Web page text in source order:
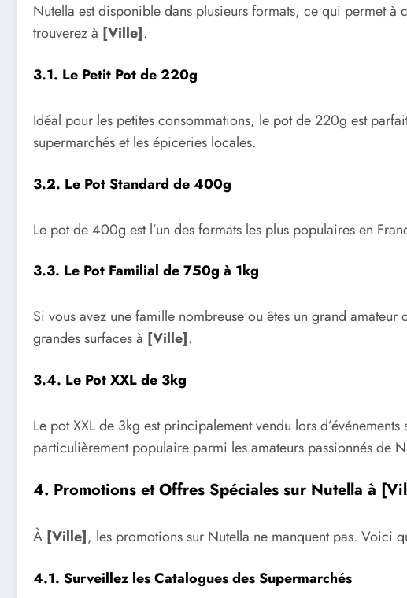
Nutella est disponible dans plusieurs formats, ce qui permet
trouverez à [Ville].
3.1. Le Petit Pot de 220g
Idéal pour les petites consommations, le pot de 220g est
supermarchés et les épiceries locales.
3.2. Le Pot Standard de 400g
Le pot de 400g est l’un des formats les plus populaires en
3.3. Le Pot Familial de 750g à 1kg
Si vous avez une famille nombreuse ou êtes un grand
grandes surfaces à [Ville].
3.4. Le Pot XXL de 3kg
Le pot XXL de 3kg est principalement vendu lors
particulièrement populaire parmi les amateurs passionnés de
4. Promotions et Offres Spéciales sur Nutella à
À [Ville], les promotions sur Nutella ne manquent pas. Voici
4.1. Surveillez les Catalogues des Supermarchés